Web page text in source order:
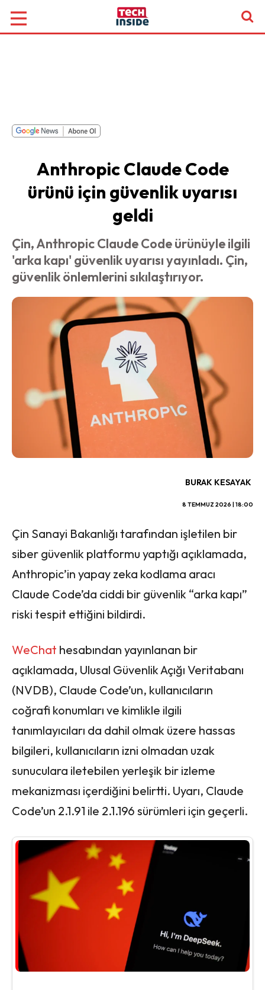
Anthropic Claude Code
ürünü için güvenlik uyarısı
geldi
Çin, Anthropic Claude Code ürünüyle ilgili
'arka kapı' güvenlik uyarısı yayınladı. Çin,
güvenlik önlemlerini sıkılaştırıyor.
BURAK KESAYAK
8 TEMMUZ 2026 | 18:00
Çin Sanayi Bakanlığı tarafından işletilen bir
siber güvenlik platformu yaptığı açıklamada,
Anthropic’in yapay zeka kodlama aracı
Claude Code’da ciddi bir güvenlik “arka kapı”
riski tespit ettiğini bildirdi.
WeChat hesabından yayınlanan bir
açıklamada, Ulusal Güvenlik Açığı Veritabanı
(NVDB), Claude Code’un, kullanıcıların
coğrafi konumları ve kimlikle ilgili
tanımlayıcıları da dahil olmak üzere hassas
bilgileri, kullanıcıların izni olmadan uzak
sunuculara iletebilen yerleşik bir izleme
mekanizması içerdiğini belirtti. Uyarı, Claude
Code’un 2.1.91 ile 2.1.196 sürümleri için geçerli.